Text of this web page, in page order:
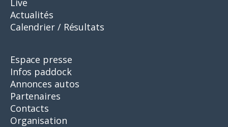
Actualités
Calendrier / Résultats
Espace presse
Infos paddock
Annonces autos
Partenaires
Contacts
Organisation